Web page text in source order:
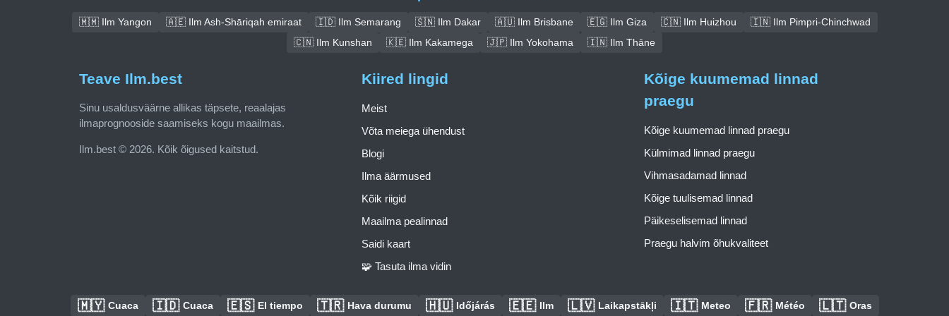
🇲🇲 Ilm Yangon 🇦🇪 Ilm Ash-Shāriqah emiraat 🇮🇩 Ilm Semarang 🇸🇳 Ilm Dakar 🇦🇺 Ilm Brisbane 🇪🇬 Ilm Giza 🇨🇳 Ilm Huizhou
🇮🇳 Ilm Pimpri-Chinchwad
🇨🇳 Ilm Kunshan
🇰🇪 Ilm Kakamega 🇯🇵 Ilm Yokohama 🇮🇳 Ilm Thāne
Teave Ilm.best
Sinu usaldusväärne allikas täpsete, reaalajas
ilmaprognooside saamiseks kogu maailmas.
Ilm.best © 2026. Kõik õigused kaitstud.
Kiired lingid
Meist
Võta meiega ühendust
Blogi
Ilma äärmused
Kõik riigid
Maailma pealinnad
Saidi kaart
🧩 Tasuta ilma vidin
Kõige kuumemad linnad
praegu
Kõige kuumemad linnad praegu
Külmimad linnad praegu
Vihmasadamad linnad
Kõige tuulisemad linnad
Päikeselisemad linnad
Praegu halvim õhukvaliteet
🇲🇾 Cuaca 🇮🇩 Cuaca 🇪🇸 El tiempo 🇹🇷 Hava durumu 🇭🇺 Időjárás 🇪🇪 Ilm 🇱🇻 Laikapstākļi 🇮🇹 Meteo 🇫🇷 Météo 🇱🇹 Oras